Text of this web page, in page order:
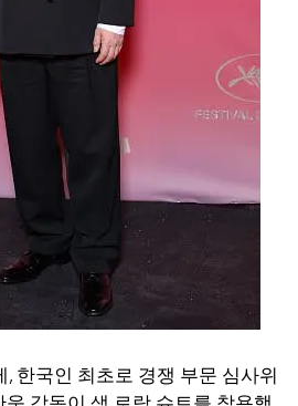
한국인 최초로 경쟁 부문 심사위